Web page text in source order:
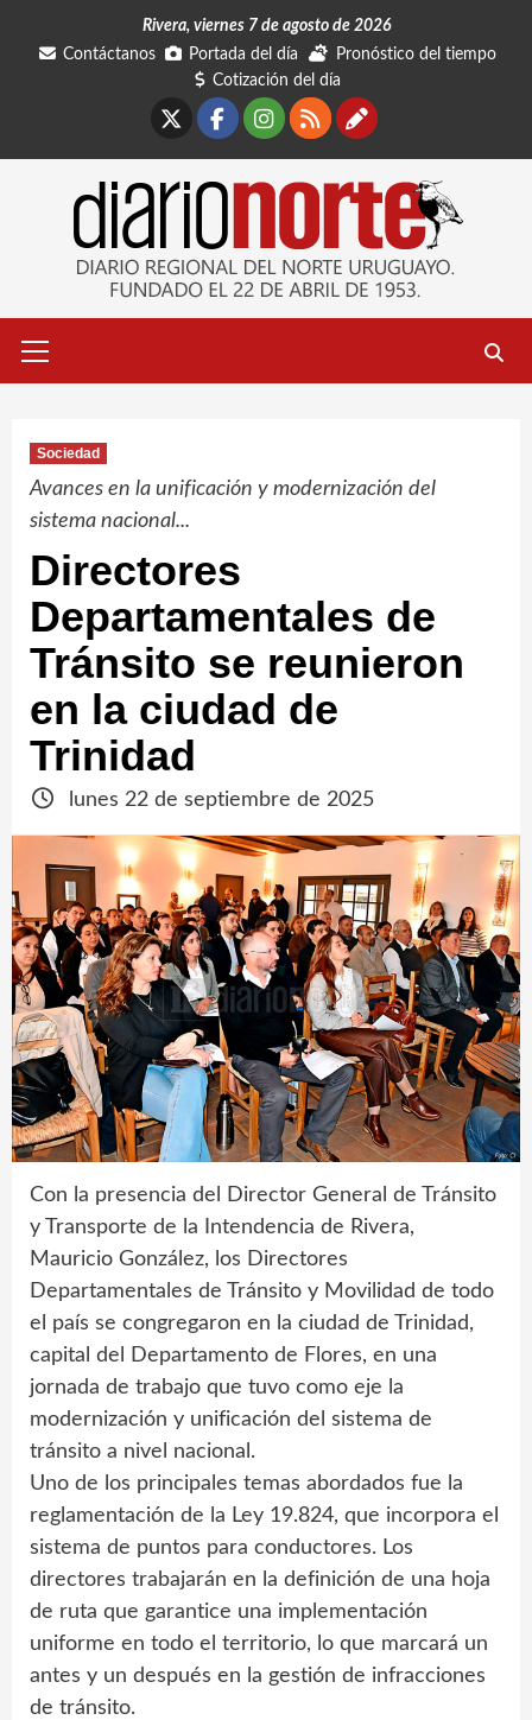
Rivera, viernes 7 de agosto de 2026
Contáctanos
Portada del día
Pronóstico del tiempo
Cotización del día
Facebook
Instagram
RSSContáctanos
primario
Sociedad
Avances en la unificación y modernización del
sistema nacional...
Directores
Departamentales de
Tránsito se reunieron
en la ciudad de
Trinidad
lunes 22 de septiembre de 2025
Con la presencia del Director General de Tránsito
y Transporte de la Intendencia de Rivera,
Mauricio González, los Directores
Departamentales de Tránsito y Movilidad de todo
el país se congregaron en la ciudad de Trinidad,
capital del Departamento de Flores, en una
jornada de trabajo que tuvo como eje la
modernización y unificación del sistema de
tránsito a nivel nacional.
Uno de los principales temas abordados fue la
reglamentación de la Ley 19.824, que incorpora el
sistema de puntos para conductores. Los
directores trabajarán en la definición de una hoja
de ruta que garantice una implementación
uniforme en todo el territorio, lo que marcará un
antes y un después en la gestión de infracciones
de tránsito.